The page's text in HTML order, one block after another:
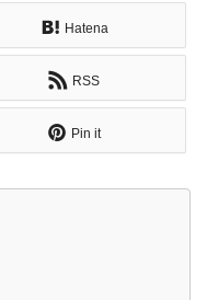
Hatena
RSS
Pin it